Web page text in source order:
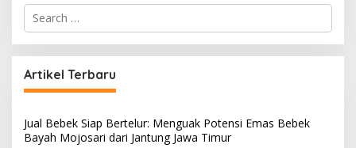
S
r
c
h
f
r
:
Artikel Terbaru
Jual Bebek Siap Bertelur: Menguak Potensi Emas Bebek
Bayah Mojosari dari Jantung Jawa Timur